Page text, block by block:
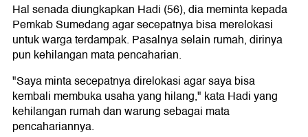
Hal senada diungkapkan Hadi (56), dia meminta kepada
Pemkab Sumedang agar secepatnya bisa merelokasi
untuk warga terdampak. Pasalnya selain rumah, dirinya
pun kehilangan mata pencaharian.
"Saya minta secepatnya direlokasi agar saya bisa
kembali membuka usaha yang hilang," kata Hadi yang
kehilangan rumah dan warung sebagai mata
pencahariannya.